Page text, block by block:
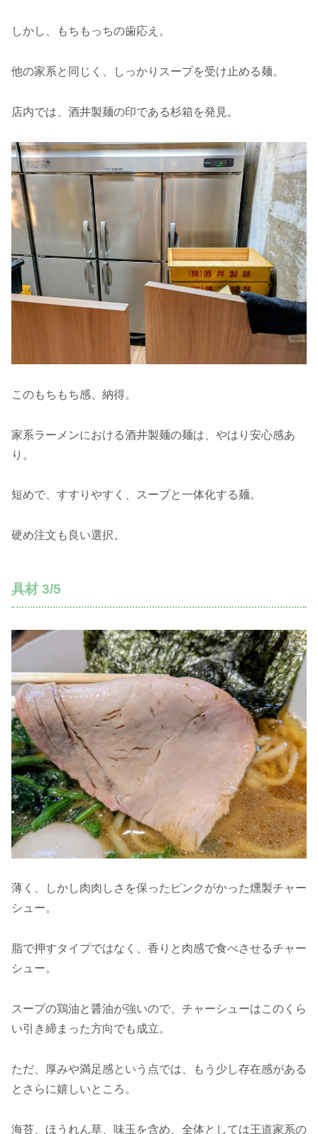
しかし、もちもっちの歯応え。
他の家系と同じく、しっかりスープを受け止める麺。
店内では、酒井製麺の印である杉箱を発見。
このもちもち感、納得。
家系ラーメンにおける酒井製麺の麺は、やはり安心感あ
り。
短めで、すすりやすく、スープと一体化する麺。
硬め注文も良い選択。
具材 3/5
薄く、しかし肉肉しさを保ったピンクがかった燻製チャー
シュー。
脂で押すタイプではなく、香りと肉感で食べさせるチャー
シュー。
スープの鶏油と醤油が強いので、チャーシューはこのくら
い引き締まった方向でも成立。
ただ、厚みや満足感という点では、もう少し存在感がある
とさらに嬉しいところ。
海苔、ほうれん草、味玉を含め、全体としては王道家系の